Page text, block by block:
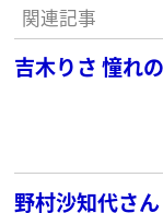
関連記事
吉木りさ 憧れ
野村沙知代さ